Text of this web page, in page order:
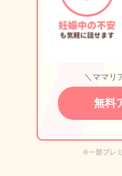
＼ママリ
無料
※一部プレ